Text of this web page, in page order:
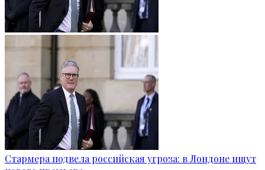
Стармера подвела российская угроза: в Лондоне ищут